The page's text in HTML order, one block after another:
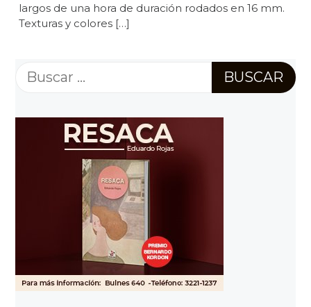
largos de una hora de duración rodados en 16 mm.
Texturas y colores […]
Buscar: